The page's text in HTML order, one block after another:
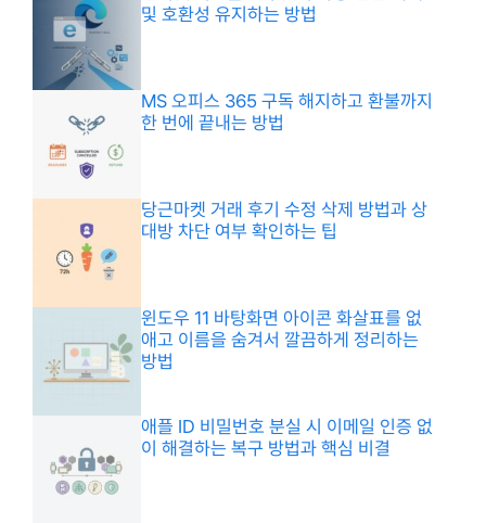
및 호환성 유지하는 방법
MS 오피스 365 구독 해지하고 환불까지
한 번에 끝내는 방법
당근마켓 거래 후기 수정 삭제 방법과 상
대방 차단 여부 확인하는 팁
윈도우 11 바탕화면 아이콘 화살표를 없
애고 이름을 숨겨서 깔끔하게 정리하는
방법
애플 ID 비밀번호 분실 시 이메일 인증 없
이 해결하는 복구 방법과 핵심 비결